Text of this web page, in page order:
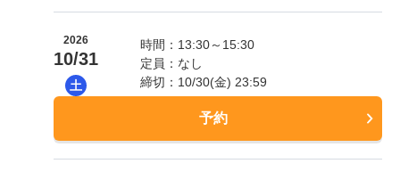
2026
10/31
土
時間：13:30～15:30
定員：なし
締切：10/30(金) 23:59
予約